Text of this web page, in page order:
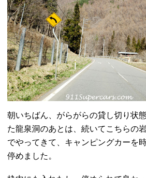
朝いちばん、がらがらの貸し切り状
た龍泉洞のあとは、続いてこちらの
でやってきて、キャンピングカーを
停めました。